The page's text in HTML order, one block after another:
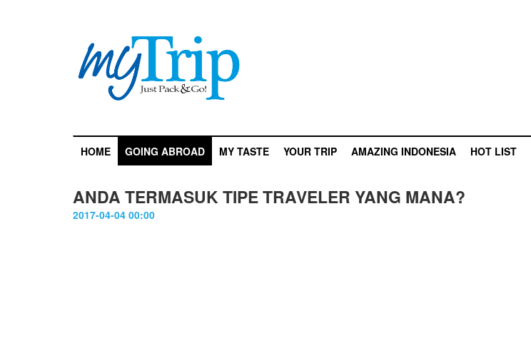
HOME GOING ABROAD MY TASTE YOUR TRIP AMAZING INDONESIA HOT LIST
ANDA TERMASUK TIPE TRAVELER YANG MANA?
2017-04-04 00:00